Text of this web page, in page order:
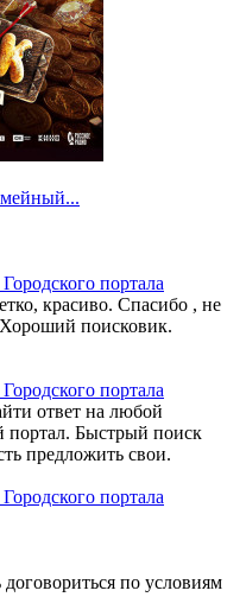
портала
красиво. Спасибо , не
поисковик.
портала
ответ на любой
Быстрый поиск
предложить свои.
портала
по условиям